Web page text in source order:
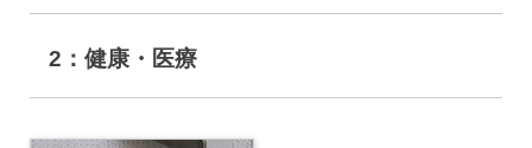
2：健康・医療